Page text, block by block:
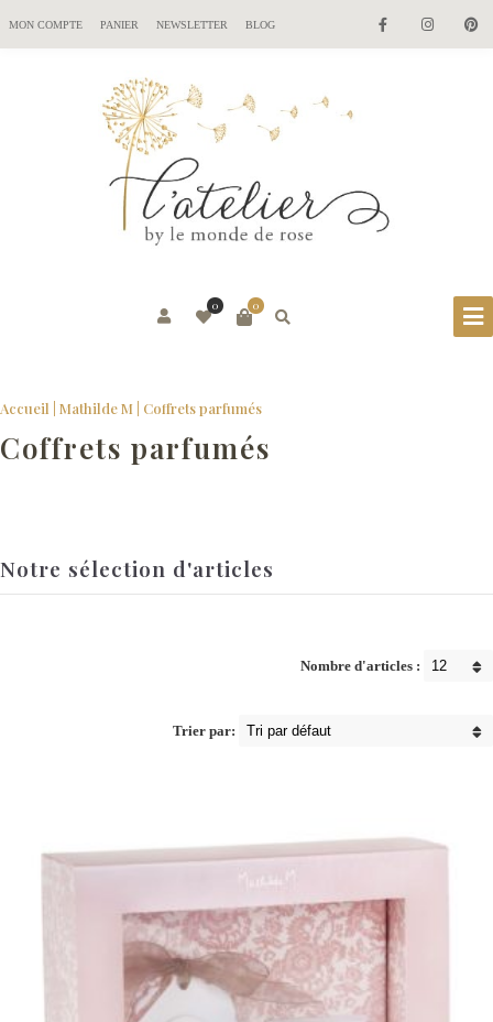
MON COMPTE PANIER NEWSLETTER BLOG
0
0
Accueil Mathilde M | Coffrets parfumés
Coffrets parfumés
Notre sélection d'articles
Nombre d'articles :
Trier par: